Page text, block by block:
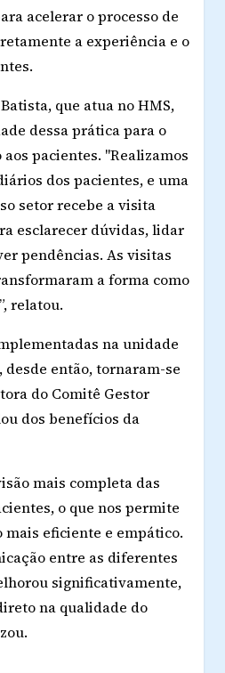
acelerar o processo de
a experiência e o
que atua no HMS,
dessa prática para o
pacientes. "Realizamos
dos pacientes, e uma
setor recebe a visita
esclarecer dúvidas, lidar
pendências. As visitas
a forma como
relatou.
na unidade
então, tornaram-se
do Comitê Gestor
dos benefícios da
mais completa das
o que nos permite
eficiente e empático.
entre as diferentes
significativamente,
na qualidade do